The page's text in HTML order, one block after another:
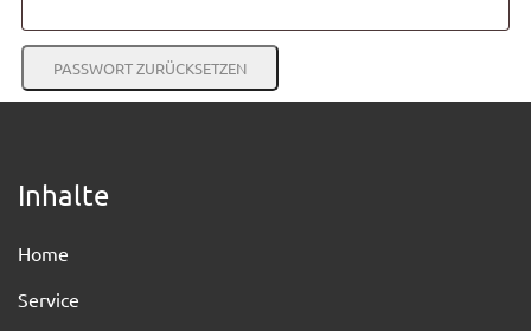
PASSWORT ZURÜCKSETZEN
Inhalte
Home
Service